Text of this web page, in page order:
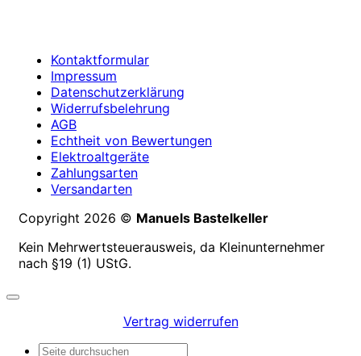
Kontaktformular
Impressum
Datenschutzerklärung
Widerrufsbelehrung
AGB
Echtheit von Bewertungen
Elektroaltgeräte
Zahlungsarten
Versandarten
Copyright 2026 © Manuels Bastelkeller
Kein Mehrwertsteuerausweis, da Kleinunternehmer
nach §19 (1) UStG.
Vertrag widerrufen
Suchen